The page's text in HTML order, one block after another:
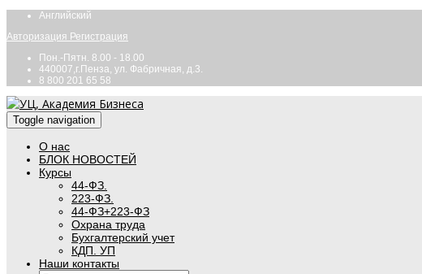
Английский
Авторизация Регистрация
Пон.-Пятн. 8.00 - 18.00
440007,г.Пенза, ул. Фабричная, д.3.
8 800 201 65 58
Toggle navigation
О нас
БЛОК НОВОСТЕЙ
Курсы
44-ФЗ.
223-ФЗ.
44-ФЗ+223-ФЗ
Охрана труда
Бухгалтерский учет
КДП. УП
Наши контакты